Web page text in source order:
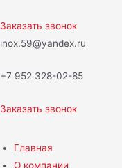
к
содержимому
Заказать звонок
inox.59@yandex.ru
+7 952 328-02-85
Заказать звонок
Главная
О компании